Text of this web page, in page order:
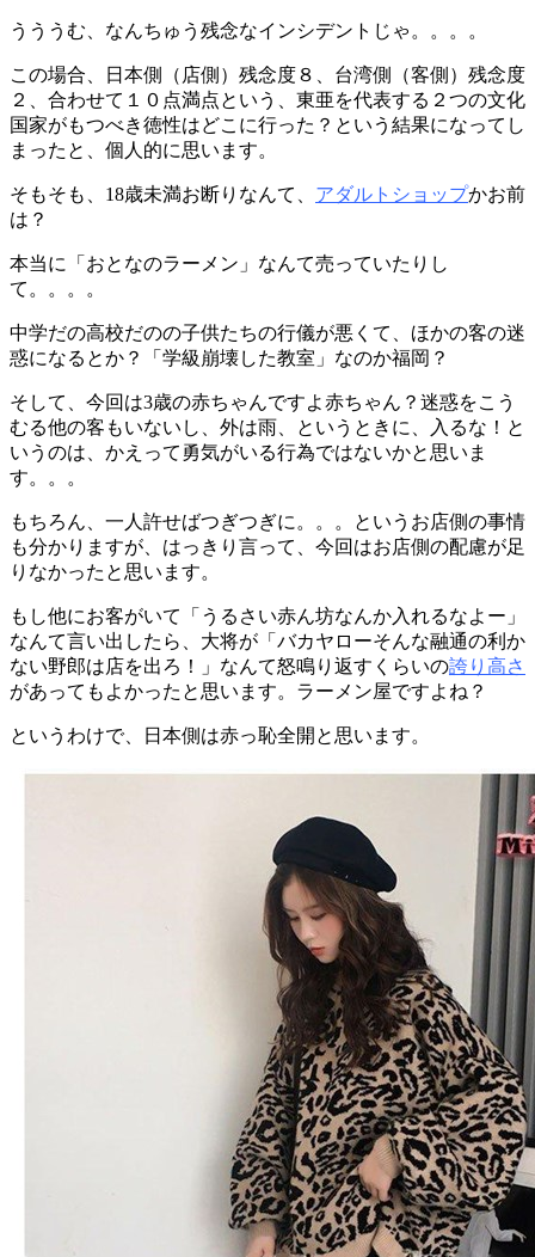
うううむ、なんちゅう残念なインシデントじゃ。。。。
この場合、日本側（店側）残念度８、台湾側（客側）残念度
２、合わせて１０点満点という、東亜を代表する２つの文化
国家がもつべき徳性はどこに行った？という結果になってし
まったと、個人的に思います。
そもそも、18歳未満お断りなんて、 アダルトショップかお前
は？
本当に「おとなのラーメン」なんて売っていたりし
て。。。。
中学だの高校だのの子供たちの行儀が悪くて、ほかの客の迷
惑になるとか？「学級崩壊した教室」なのか福岡？
そして、今回は3歳の赤ちゃんですよ赤ちゃん？迷惑をこう
むる他の客もいないし、外は雨、というときに、入るな！と
いうのは、かえって勇気がいる行為ではないかと思いま
す。。。
もちろん、一人許せばつぎつぎに。。。というお店側の事情
も分かりますが、はっきり言って、今回はお店側の配慮が足
りなかったと思います。
もし他にお客がいて「うるさい赤ん坊なんか入れるなよー」
なんて言い出したら、大将が「バカヤローそんな融通の利か
ない野郎は店を出ろ！」なんて怒鳴り返すくらいの誇り高さ
があってもよかったと思います。ラーメン屋ですよね？
というわけで、日本側は赤っ恥全開と思います。